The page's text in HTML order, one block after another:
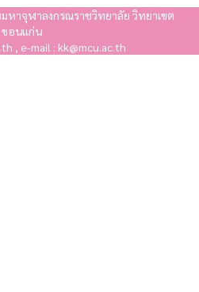
หาจุฬาลงกรณราชวิทยาลัย วิทยาเขต
ขอนแก่น
, e-mail : kk@mcu.ac.th